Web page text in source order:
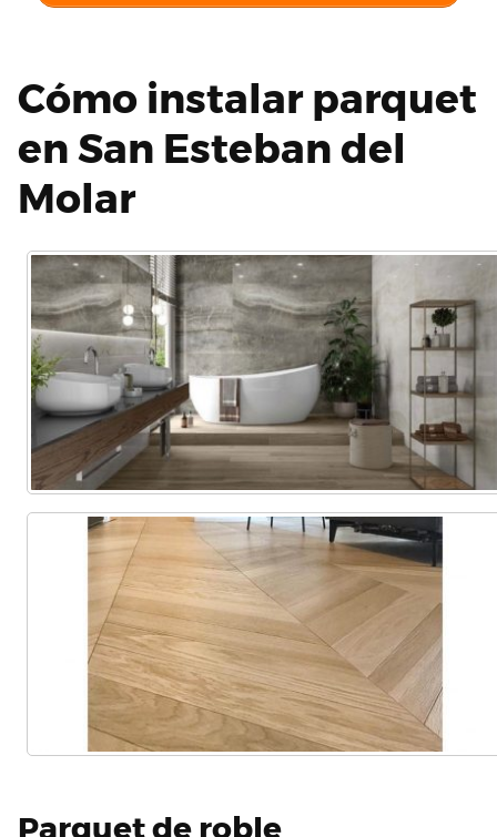
Cómo instalar parquet
en San Esteban del
Molar
Parquet de roble